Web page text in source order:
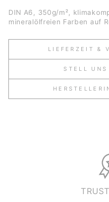
DIN A6, 350g/m²,
mineralölfreien Farben auf
LIEFERZEIT &
STELL UNS